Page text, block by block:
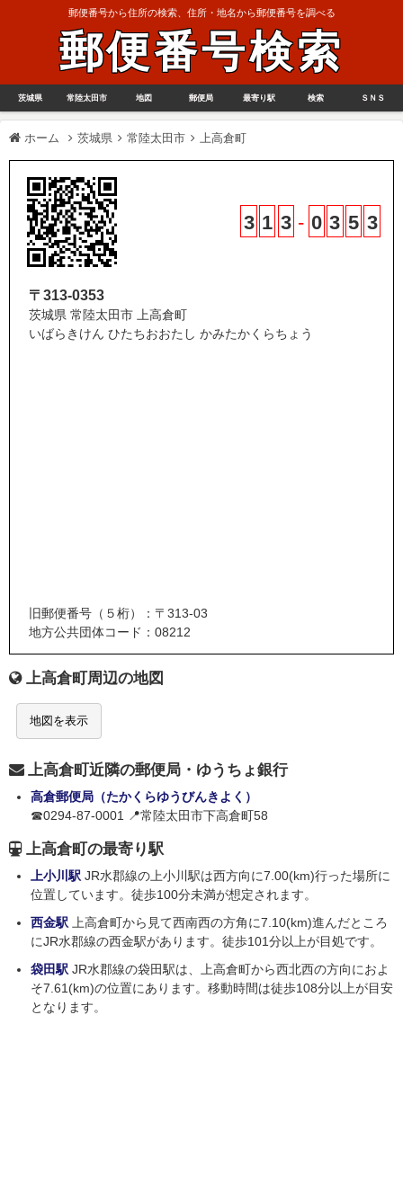
郵便番号から住所の検索、住所・地名から郵便番号を調べる
郵便番号検索
茨城県 常陸太田市 地図 郵便局 最寄り駅 検索 ＳＮＳ
ホーム 茨城県 常陸太田市 上高倉町
3 1 3 - 0 3 5 3
〒313-0353
茨城県 常陸太田市 上高倉町
いばらきけん ひたちおおたし かみたかくらちょう
旧郵便番号（５桁）：〒313-03
地方公共団体コード：08212
上高倉町周辺の地図
地図を表示
上高倉町近隣の郵便局・ゆうちょ銀行
高倉郵便局（たかくらゆうびんきよく）
☎0294-87-0001 📍常陸太田市下高倉町58
上高倉町の最寄り駅
上小川駅 JR水郡線の上小川駅は西方向に7.00(km)行った場所に
位置しています。徒歩100分未満が想定されます。
西金駅 上高倉町から見て西南西の方角に7.10(km)進んだところ
にJR水郡線の西金駅があります。徒歩101分以上が目処です。
袋田駅 JR水郡線の袋田駅は、上高倉町から西北西の方向におよ
そ7.61(km)の位置にあります。移動時間は徒歩108分以上が目安
となります。